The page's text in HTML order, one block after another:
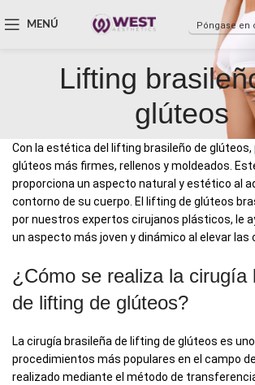
MENÚ Póngase en
Lifting
glúteos
Con la estética del lifting brasileño de glúteos,
glúteos más firmes, rellenos y moldeados.
proporciona un aspecto natural y estético al
contorno de su cuerpo. El lifting de glúteos
por nuestros expertos cirujanos plásticos, le
un aspecto más joven y dinámico al elevar las
¿Cómo se realiza la cirugía
de lifting de glúteos?
La cirugía brasileña de lifting de glúteos es
procedimientos más populares en el campo
realizado mediante el método de